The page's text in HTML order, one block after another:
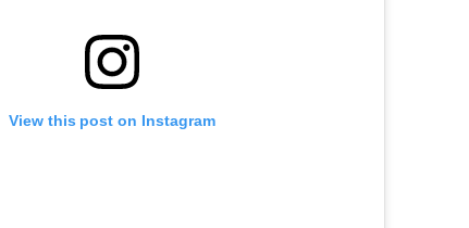
View this post on Instagram